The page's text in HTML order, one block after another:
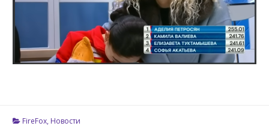
FireFox, Новости